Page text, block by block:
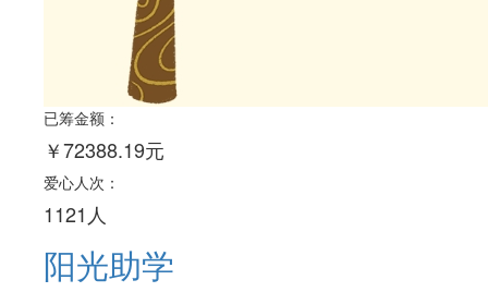
已筹金额：
￥72388.19元
爱心人次：
1121人
阳光助学